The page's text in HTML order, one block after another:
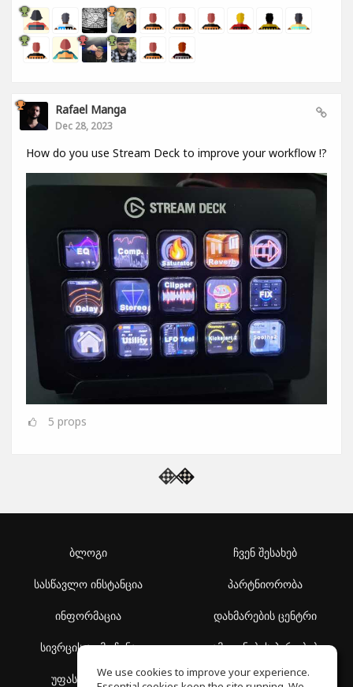
Rafael Manga
Dec 28, 2023
How do you use Stream Deck to improve your workflow !?
5 props
ბლოგი
სასწავლო ინსტანცია
ინფორმაცია
სივრცის აღმოჩენა
უფასო სკოლა
ჩვენ შესახებ
პარტნიორობა
დახმარების ცენტრი
გამოყენების პირობები
კონფიდენციალურობის
We use cookies to improve your experience.